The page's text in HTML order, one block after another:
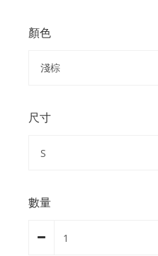
顏色
尺寸
數量